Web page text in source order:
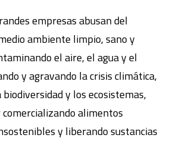
empresas abusan del
ambiente limpio, sano y
el aire, el agua y el
y agravando la crisis climática,
y los ecosistemas,
comercializando alimentos
y liberando sustancias